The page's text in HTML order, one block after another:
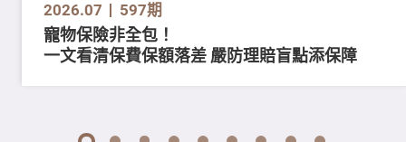
2026.07 597期
寵物保險非全包！
一文看清保費保額落差 嚴防理賠盲點添保障